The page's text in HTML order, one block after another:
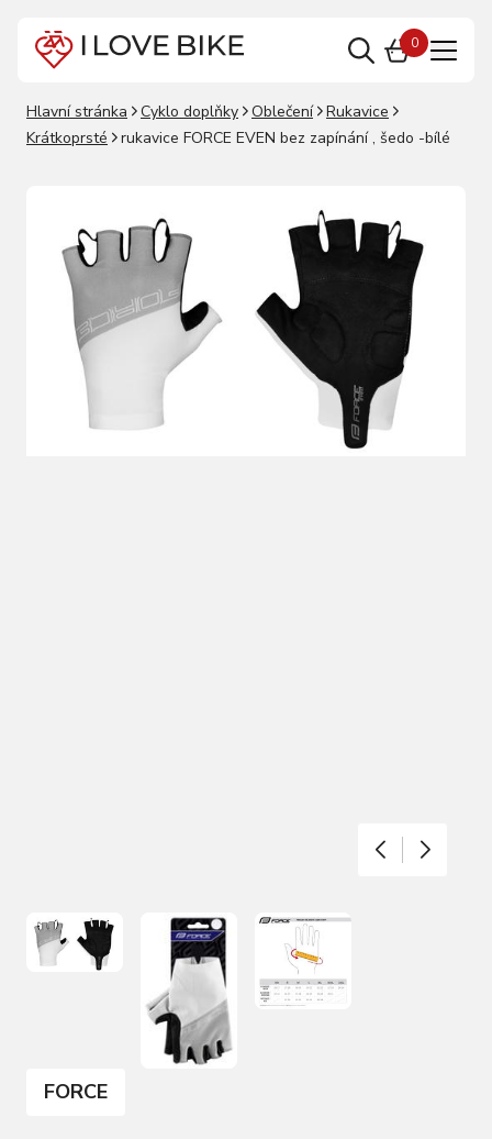
0
Hlavní stránka Cyklo doplňky Oblečení
Rukavice
Krátkoprsté
rukavice FORCE EVEN bez zapínání , šedo -bílé
FORCE